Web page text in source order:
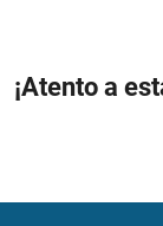
¡Atento a